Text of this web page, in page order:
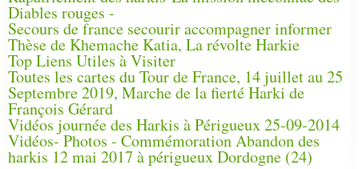
Diables rouges -
Secours de france secourir accompagner informer
Thèse de Khemache Katia, La révolte Harkie
Top Liens Utiles à Visiter
Toutes les cartes du Tour de France, 14 juillet au 25
Septembre 2019, Marche de la fierté Harki de
François Gérard
Vidéos journée des Harkis à Périgueux 25-09-2014
Vidéos- Photos - Commémoration Abandon des
harkis 12 mai 2017 à périgueux Dordogne (24)